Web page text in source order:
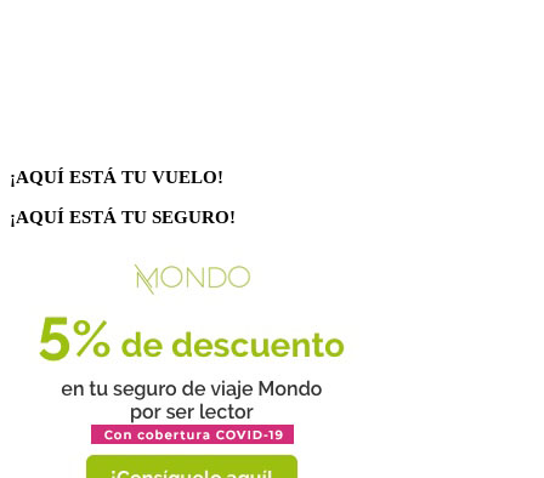
¡AQUÍ ESTÁ TU VUELO!
¡AQUÍ ESTÁ TU SEGURO!